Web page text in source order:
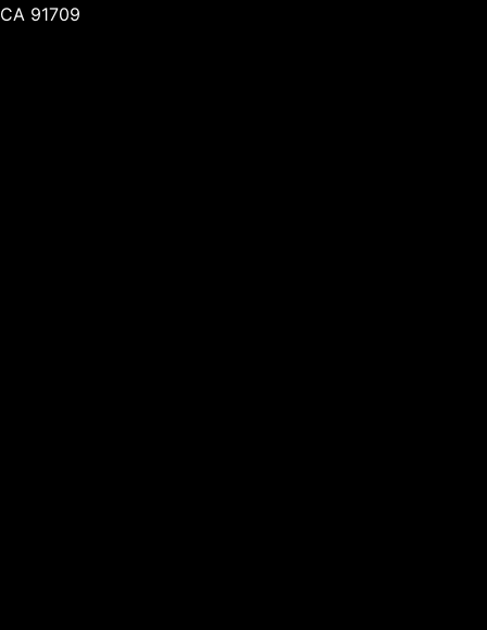
CA 91709